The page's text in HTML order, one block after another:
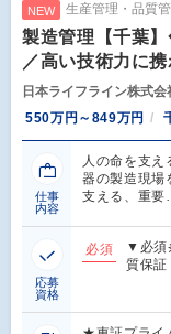
NEW 生産管理・品質
製造管理【千葉
／高い技術力に
日本ライフライン株式会
550万円～849万円
仕事
内容
人の命を支
器の製造現場
支える、重
応募
資格
必須
▼必須
質保